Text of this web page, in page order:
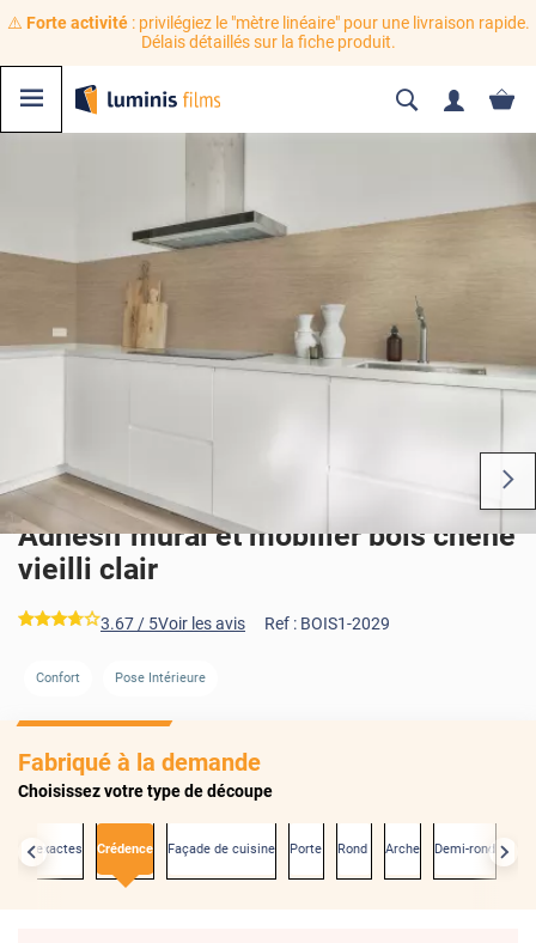
⚠️ Forte activité: privilégiez le "mètre linéaire" pour une livraison rapide.
Délais détaillés sur la fiche produit.
Adhésif mural et mobilier bois chêne
vieilli clair
*****3.67 / 5Voir les avis Ref : BOIS1-2029
Confort Pose Intérieure
Fabriqué à la demande
Choisissez votre type de découpe
exactes Crédence Façade de cuisine Porte Rond Arche Demi-rond